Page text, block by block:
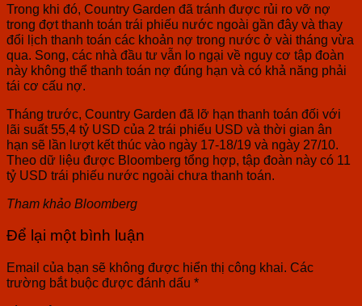
Trong khi đó, Country Garden đã tránh được rủi ro vỡ nợ
trong đợt thanh toán trái phiếu nước ngoài gần đây và thay
đổi lịch thanh toán các khoản nợ trong nước ở vài tháng vừa
qua. Song, các nhà đầu tư vẫn lo ngại về nguy cơ tập đoàn
này không thể thanh toán nợ đúng hạn và có khả năng phải
tái cơ cấu nợ.
Tháng trước, Country Garden đã lỡ hạn thanh toán đối với
lãi suất 55,4 tỷ USD của 2 trái phiếu USD và thời gian ân
hạn sẽ lần lượt kết thúc vào ngày 17-18/19 và ngày 27/10.
Theo dữ liệu được Bloomberg tổng hợp, tập đoàn này có 11
tỷ USD trái phiếu nước ngoài chưa thanh toán.
Tham khảo Bloomberg
Để lại một bình luận
Email của bạn sẽ không được hiển thị công khai. Các
trường bắt buộc được đánh dấu *